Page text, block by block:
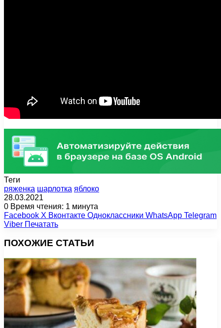
Теги
ряженка шарлотка яблоко
28.03.2021
0 Время чтения: 1 минута
Facebook X Вконтакте Одноклассники WhatsApp Telegram
Viber Печатать
ПОХОЖИЕ СТАТЬИ